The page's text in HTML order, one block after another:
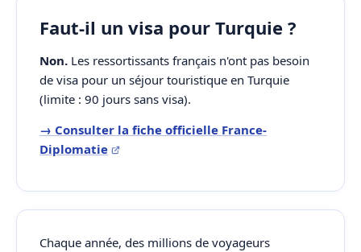
Faut-il un visa pour Turquie ?
Non. Les ressortissants français n'ont pas besoin
de visa pour un séjour touristique en Turquie
(limite : 90 jours sans visa).
→ Consulter la fiche officielle France-
Diplomatie
Chaque année, des millions de voyageurs